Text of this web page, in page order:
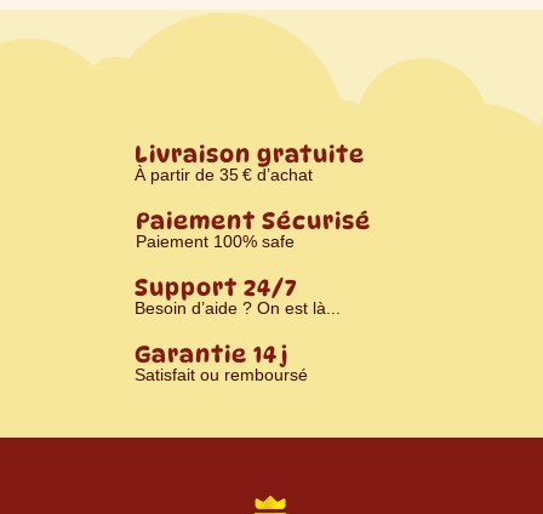
Livraison gratuite
À partir de 35 € d’achat
Paiement Sécurisé
Paiement 100% safe
Support 24/7
Besoin d’aide ? On est là...
Garantie 14 j
Satisfait ou remboursé